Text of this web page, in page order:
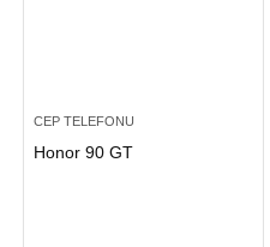
CEP TELEFONU
Honor 90 GT